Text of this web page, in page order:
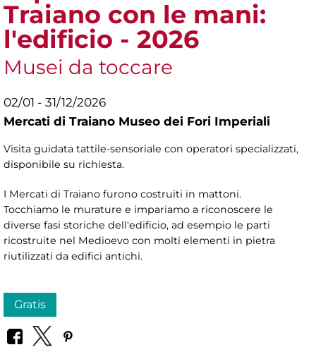
Traiano con le mani:
l'edificio - 2026
Musei da toccare
02/01 - 31/12/2026
Mercati di Traiano Museo dei Fori Imperiali
Visita guidata tattile-sensoriale con operatori specializzati,
disponibile su richiesta.
I Mercati di Traiano furono costruiti in mattoni.
Tocchiamo le murature e impariamo a riconoscere le
diverse fasi storiche dell'edificio, ad esempio le parti
ricostruite nel Medioevo con molti elementi in pietra
riutilizzati da edifici antichi.
Gratis